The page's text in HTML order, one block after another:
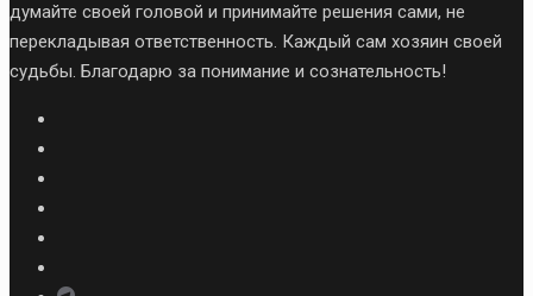
думайте своей головой и принимайте решения сами, не
перекладывая ответственность. Каждый сам хозяин своей
судьбы. Благодарю за понимание и сознательность!